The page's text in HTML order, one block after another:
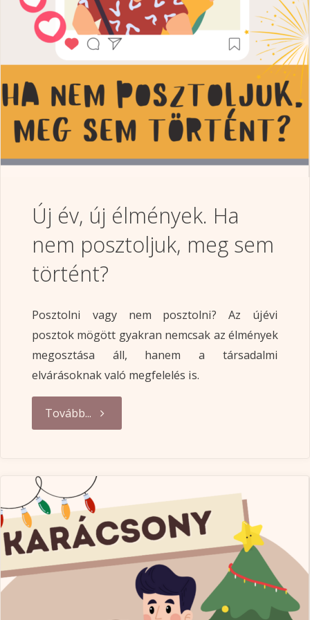
Új év, új élmények. Ha
nem posztoljuk, meg sem
történt?
Posztolni vagy nem posztolni? Az újévi
posztok mögött gyakran nemcsak az élmények
megosztása áll, hanem a társadalmi
elvárásoknak való megfelelés is.
Tovább... "Új
új
élmények.
Ha
posztoljuk,